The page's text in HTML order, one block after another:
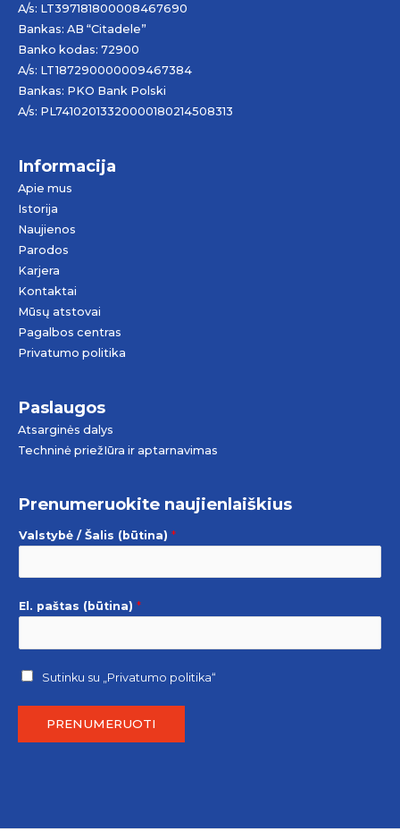
A/s: LT397181800008467690
Bankas: AB “Citadele”
Banko kodas: 72900
A/s: LT187290000009467384
Bankas: PKO Bank Polski
A/s: PL74102013320000180214508313
Informacija
Apie mus
Istorija
Naujienos
Parodos
Karjera
Kontaktai
Mūsų atstovai
Pagalbos centras
Privatumo politika
Paslaugos
Atsarginės dalys
Techninė priežIūra ir aptarnavimas
Prenumeruokite naujienlaiškius
Valstybė / Šalis (būtina) *
El. paštas (būtina) *
Sutinku su „Privatumo politika“
PRENUMERUOTI